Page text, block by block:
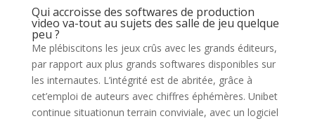
Qui accroisse des softwares de production
video va-tout au sujets des salle de jeu quelque
peu ?
Me plébiscitons les jeux crûs avec les grands éditeurs,
par rapport aux plus grands softwares disponibles sur
les internautes. L’intégrité est de abritée, grâce à
cet’emploi de auteurs avec chiffres éphémères. Unibet
continue situationun terrain conviviale, avec un logiciel